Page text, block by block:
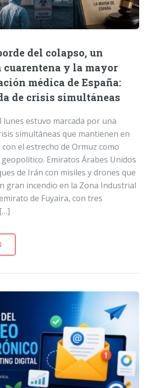
del colapso, un
cuarentena y la mayor
médica de España:
de crisis simultáneas
lunes estuvo marcada por una
simultáneas que mantienen en
el estrecho de Ormuz como
Emiratos Árabes Unidos
de Irán con misiles y drones que
gran incendio en la Zona Industrial
de Fuyaira, con tres